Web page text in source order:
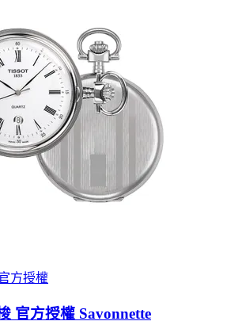
方授權
官方授權 Savonnette